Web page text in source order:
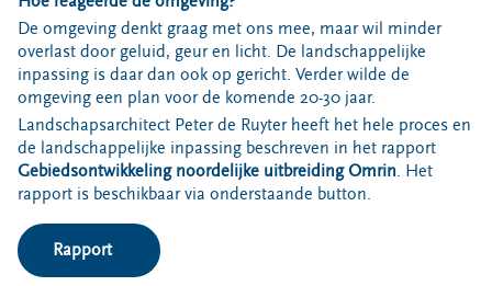
De omgeving denkt graag met ons mee, maar wil minder
overlast door geluid, geur en licht. De landschappelijke
inpassing is daar dan ook op gericht. Verder wilde de
omgeving een plan voor de komende 20-30 jaar.
Landschapsarchitect Peter de Ruyter heeft het hele proces en
de landschappelijke inpassing beschreven in het rapport
Gebiedsontwikkeling noordelijke uitbreiding Omrin. Het
rapport is beschikbaar via onderstaande button.
Rapport